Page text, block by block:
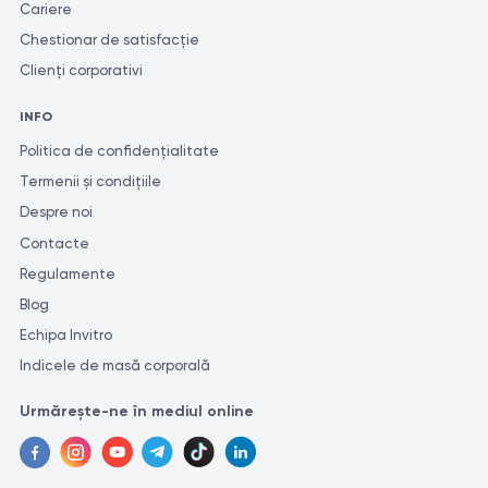
https://fda.report/Company/Indiba-Usa-Inc
Cariere
Chestionar de satisfacție
Clienți corporativi
INFO
Politica de confidențialitate
Termenii și condițiile
Despre noi
Contacte
Regulamente
Blog
Echipa Invitro
Indicele de masă corporală
Urmărește-ne în mediul online